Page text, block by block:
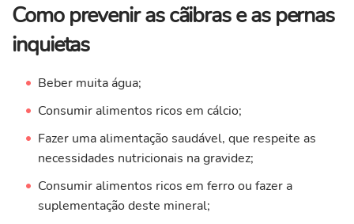
Como prevenir as cãibras e as pernas
inquietas
Beber muita água;
Consumir alimentos ricos em cálcio;
Fazer uma alimentação saudável, que respeite as
necessidades nutricionais na gravidez;
Consumir alimentos ricos em ferro ou fazer a
suplementação deste mineral;